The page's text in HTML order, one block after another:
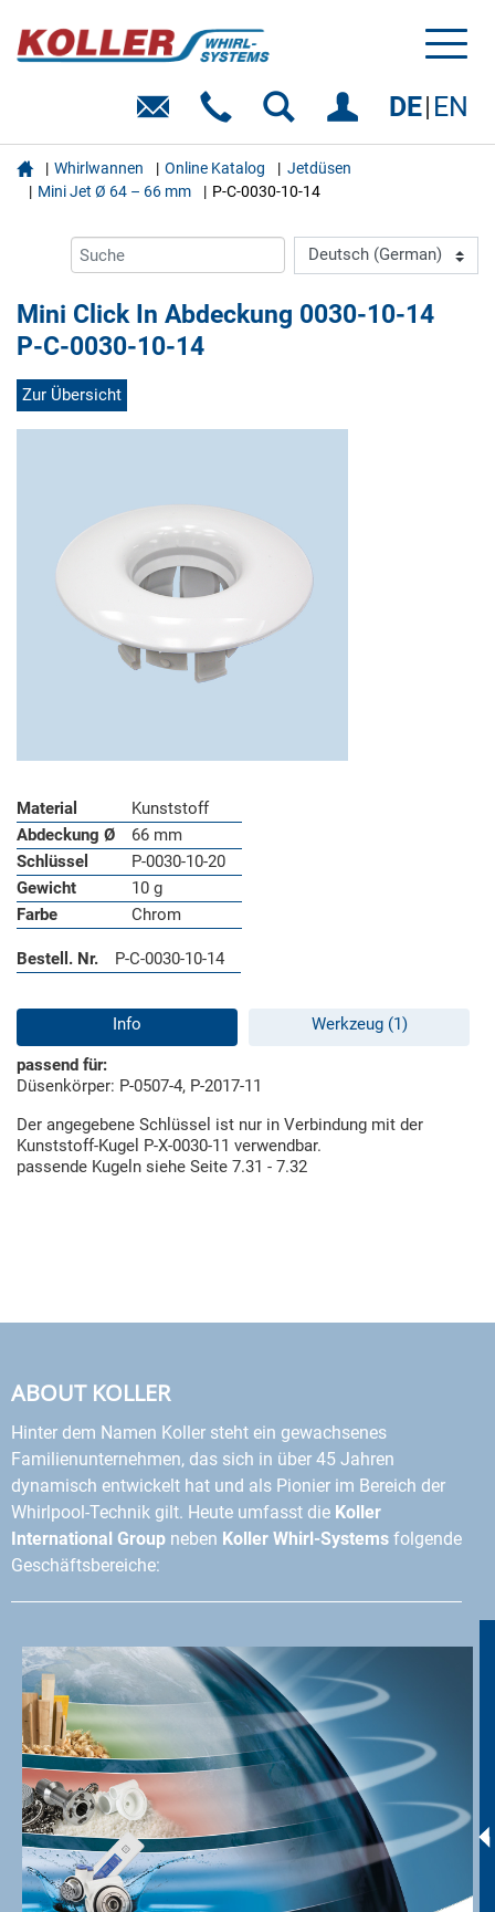
DE EN
 Whirlwannen Online Katalog
Jetdüsen
Mini Jet Ø 64 – 66 mm
P-C-0030-10-14
Mini Click In Abdeckung 0030-10-14
P-C-0030-10-14
Zur Übersicht
Material
Kunststoff
Abdeckung Ø
66 mm
Schlüssel
P-0030-10-20
Gewicht
10 g
Farbe
Chrom
Bestell. Nr. P-C-0030-10-14
Info Werkzeug (1)
passend für:
Düsenkörper: P-0507-4, P-2017-11
Der angegebene Schlüssel ist nur in Verbindung mit der
Kunststoff-Kugel P-X-0030-11 verwendbar.
passende Kugeln siehe Seite 7.31 - 7.32
ABOUT KOLLER
Hinter dem Namen Koller steht ein gewachsenes
Familienunternehmen, das sich in über 45 Jahren
dynamisch entwickelt hat und als Pionier im Bereich der
Whirlpool-Technik gilt. Heute umfasst die Koller
International Group neben Koller Whirl-Systems folgende
Geschäftsbereiche: